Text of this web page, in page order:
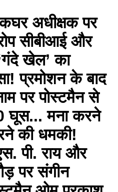
अधीक्षक पर
सीबीआई और
खेल’ का
प्रमोशन के बाद
पर पोस्टमैन से
घूस... मना करने
की धमकी!
पी. राय और
पर संगीन